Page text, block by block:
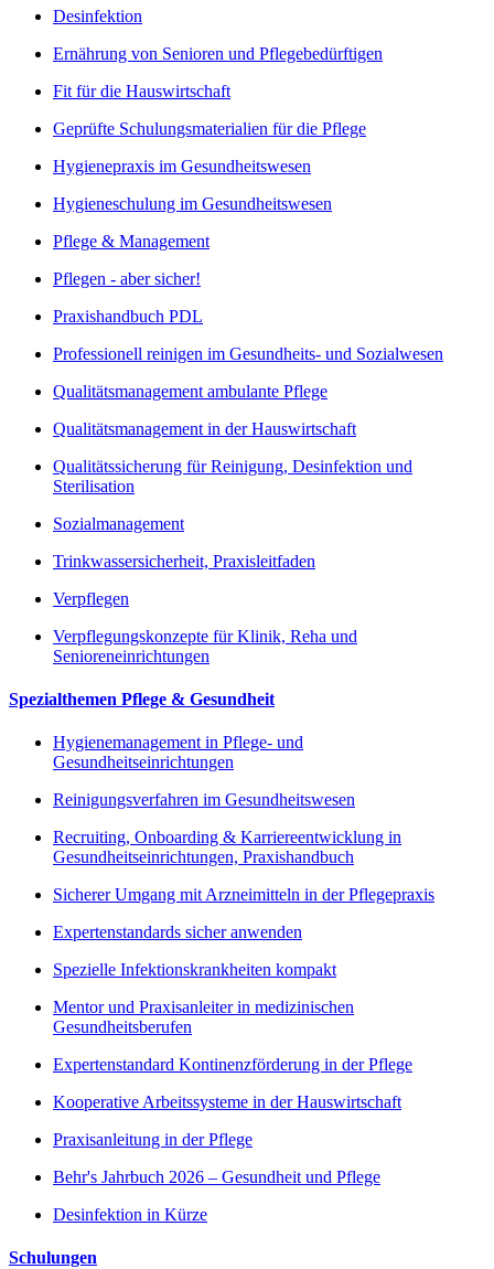
Desinfektion
Ernährung von Senioren und Pflegebedürftigen
Fit für die Hauswirtschaft
Geprüfte Schulungsmaterialien für die Pflege
Hygienepraxis im Gesundheitswesen
Hygieneschulung im Gesundheitswesen
Pflege & Management
Pflegen - aber sicher!
Praxishandbuch PDL
Professionell reinigen im Gesundheits- und Sozialwesen
Qualitätsmanagement ambulante Pflege
Qualitätsmanagement in der Hauswirtschaft
Qualitätssicherung für Reinigung, Desinfektion und
Sterilisation
Sozialmanagement
Trinkwassersicherheit, Praxisleitfaden
Verpflegen
Verpflegungskonzepte für Klinik, Reha und
Senioreneinrichtungen
Spezialthemen Pflege & Gesundheit
Hygienemanagement in Pflege- und
Gesundheitseinrichtungen
Reinigungsverfahren im Gesundheitswesen
Recruiting, Onboarding & Karriereentwicklung in
Gesundheitseinrichtungen, Praxishandbuch
Sicherer Umgang mit Arzneimitteln in der Pflegepraxis
Expertenstandards sicher anwenden
Spezielle Infektionskrankheiten kompakt
Mentor und Praxisanleiter in medizinischen
Gesundheitsberufen
Expertenstandard Kontinenzförderung in der Pflege
Kooperative Arbeitssysteme in der Hauswirtschaft
Praxisanleitung in der Pflege
Behr's Jahrbuch 2026 – Gesundheit und Pflege
Desinfektion in Kürze
Schulungen